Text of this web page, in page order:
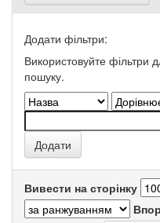
Додати фільтри:
Використовуйте фільтри
пошуку.
Вивести на сторінку